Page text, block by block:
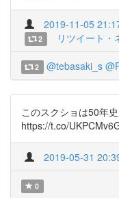
2019-11-05
2 リツイート・
2 @tebasaki_s
このスクショは50年
https://t.co/
2019-05-31
0